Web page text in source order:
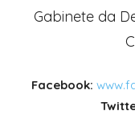
Gabinete da
Facebook: